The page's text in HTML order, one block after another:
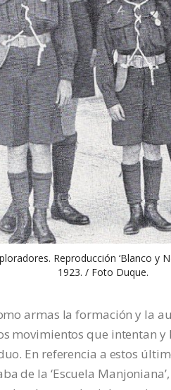
Reproducción ‘Blanco y
1923. / Foto Duque.
armas la formación y la
movimientos que intentan
En referencia a estos
de la ‘Escuela